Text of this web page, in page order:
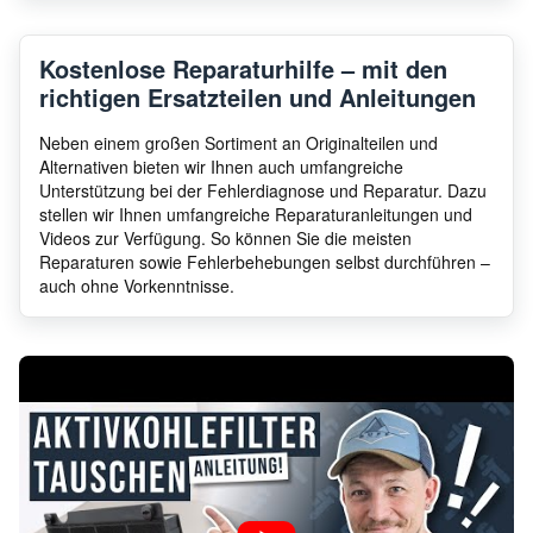
Moffat MCH665X
Moffat MCH665X
Moffat MCH660X
Kostenlose Reparaturhilfe – mit den
richtigen Ersatzteilen und Anleitungen
Neben einem großen Sortiment an Originalteilen und
Alternativen bieten wir Ihnen auch umfangreiche
Unterstützung bei der Fehlerdiagnose und Reparatur. Dazu
stellen wir Ihnen umfangreiche Reparaturanleitungen und
Videos zur Verfügung. So können Sie die meisten
Reparaturen sowie Fehlerbehebungen selbst durchführen –
auch ohne Vorkenntnisse.